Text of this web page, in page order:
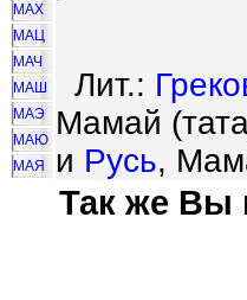
МАХ
МАЦ
МАЧ
МАШ
МАЭ
МАЮ
МАЯ
Лит.:
Мамай
и Русь,
Так же Вы